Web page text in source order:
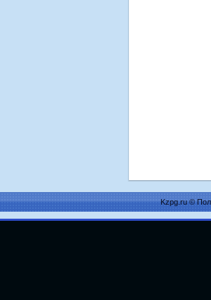
Kzpg.ru ©